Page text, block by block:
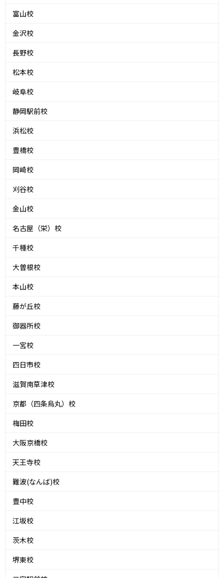
富山校
金沢校
長野校
松本校
岐阜校
静岡駅前校
浜松校
豊橋校
岡崎校
刈谷校
金山校
名古屋（栄）校
千種校
大曽根校
本山校
藤が丘校
御器所校
一宮校
四日市校
滋賀南草津校
京都（四条烏丸）校
梅田校
大阪京橋校
天王寺校
難波(なんば)校
豊中校
江坂校
茨木校
堺東校